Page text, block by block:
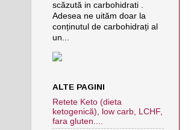
scăzută in carbohidrati .
Adesea ne uităm doar la
conținutul de carbohidrați al
un...
ALTE PAGINI
Retete Keto (dieta
ketogenică), low carb, LCHF,
fara gluten....